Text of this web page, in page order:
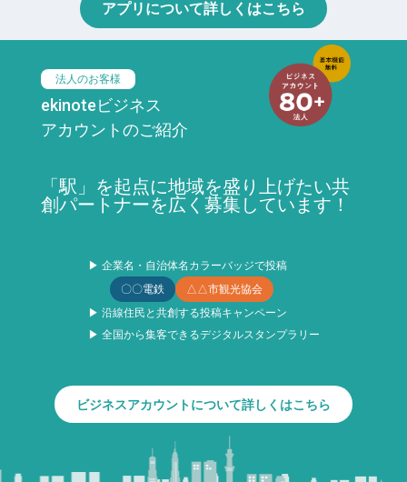
アプリについて詳しくはこちら
法人のお客様
ekinoteビジネス
アカウントのご紹介
「駅」を起点に地域を盛り上げたい共
創パートナーを広く募集しています！
▶ 企業名・自治体名カラーバッジで投稿
〇〇電鉄
△△市観光協会
▶ 沿線住民と共創する投稿キャンペーン
▶ 全国から集客できるデジタルスタンプラリー
ビジネスアカウントについて詳しくはこちら